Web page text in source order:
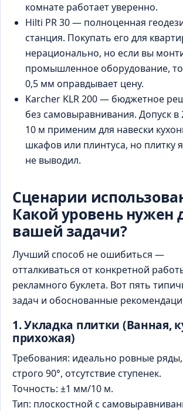
комнате работает уверенно.
Hilti PR 30 — полноценная
станция. Покупать его для
нерационально, но если вы
промышленное оборудование,
0,5 мм оправдывает цену.
Karcher KLR 200 — бюджетное
без самовыравнивания. Допуск в
10 м применим для навески
шкафов или плинтуса, но плитку
не выводил.
Сценарии
Какой уровень нужен
вашей задачи?
Лучший способ не ошибиться —
отталкиваться от конкретной
рекламного буклета. Вот пять
задач и обоснованные
1. Укладка плитки (Ванная,
прихожая)
Требования: идеально ровные
строго 90°, отсутствие ступенек.
Точность: ±1 мм/10 м.
Тип: плоскостной с